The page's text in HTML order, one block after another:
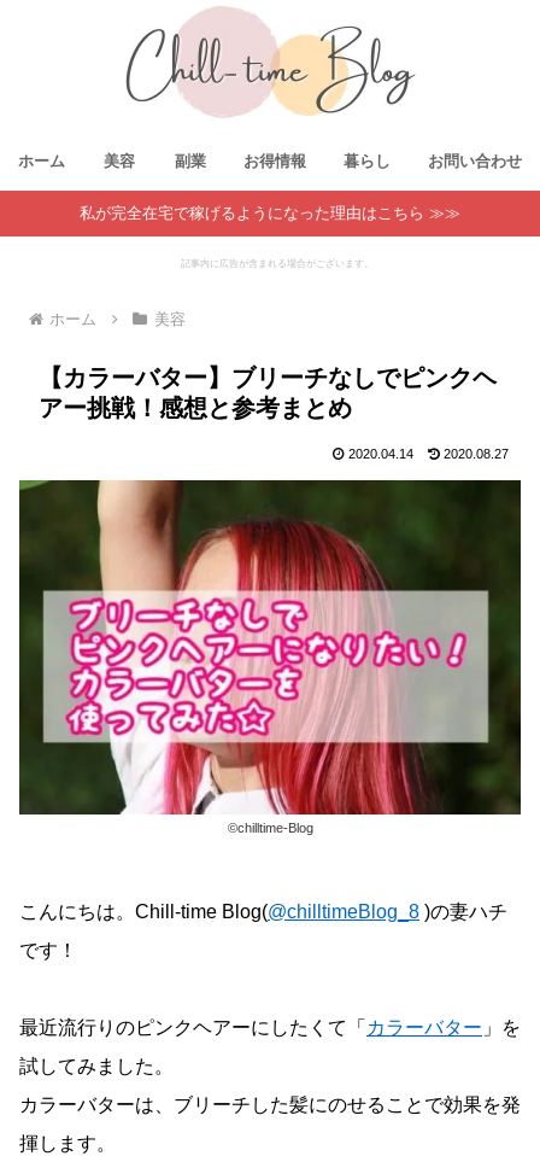
ホーム 美容 副業 お得情報 暮らし お問い合わせ
私が完全在宅で稼げるようになった理由はこちら ≫≫
記事内に広告が含まれる場合がございます。
ホーム 美容
【カラーバター】ブリーチなしでピンクヘ
アー挑戦！感想と参考まとめ
2020.04.14 2020.08.27
©chilltime-Blog
こんにちは。Chill-time Blog(@chilltimeBlog_8 )の妻ハチ
です！
最近流行りのピンクヘアーにしたくて「 カラーバター 」を
試してみました。
カラーバターは、ブリーチした髪にのせることで効果を発
揮します。